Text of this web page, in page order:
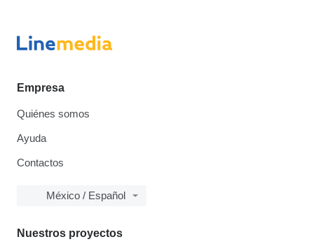
Empresa
Quiénes somos
Ayuda
Contactos
México / Español
Nuestros proyectos